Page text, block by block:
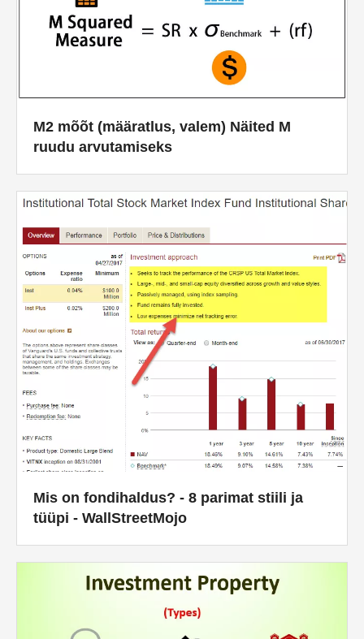
M2 mõõt (määratlus, valem) Näited M
ruudu arvutamiseks
Mis on fondihaldus? - 8 parimat stiili ja
tüüpi - WallStreetMojo